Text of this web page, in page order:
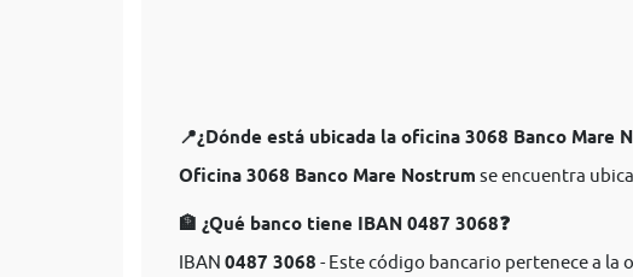
📍¿Dónde está ubicada la oficina 3068 Banco Mare
Oficina 3068 Banco Mare Nostrum se encuentra
🏦 ¿Qué banco tiene IBAN 0487 3068❓
IBAN 0487 3068 - Este código bancario pertenece a la